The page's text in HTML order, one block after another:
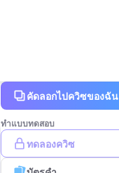
คัดลอกไปควิซของฉัน
ทำแบบทดสอบ
ทดลองควิซ